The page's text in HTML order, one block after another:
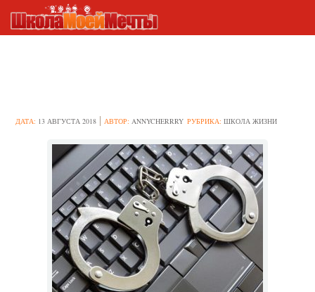
ДАТА: 13 АВГУСТА 2018 АВТОР:ANNYCHERRRY РУБРИКА:ШКОЛА ЖИЗНИ